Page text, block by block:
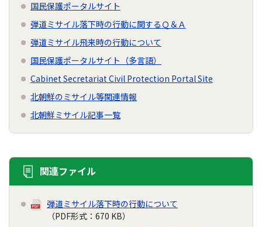
国民保護ポータルサイト
弾道ミサイル落下時の行動に関するＱ＆Ａ
弾道ミサイル飛来時の行動について
国民保護ポータルサイト（多言語）
Cabinet Secretariat Civil Protection Portal Site
北朝鮮のミサイル等関連情報
北朝鮮ミサイル記事一覧
関連ファイル
弾道ミサイル落下時の行動について
（PDF形式：670 KB）